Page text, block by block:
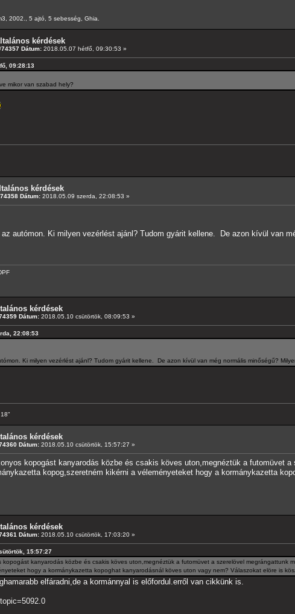
2002., 5 ajtó, 5 sebesség, Ghia.
kérdések
Dátum: 2018.05.07 hétfő, 09:30:53 »
09:28:13
mikor van szabad hely?
kérdések
Dátum: 2018.05.09 szerda, 22:08:53 »
autómon. Ki milyen vezérlést ajánl? Tudom gyárit kellene. De azon kívül van
kérdések
Dátum: 2018.05.10 csütörtök, 08:09:53 »
22:08:53
Ki milyen vezérlést ajánl? Tudom gyárit kellene. De azon kívül van még normális minőségű?
kérdések
Dátum: 2018.05.10 csütörtök, 15:57:27 »
kopogást kanyarodás közbe és csakis köves uton,megnéztük a futomüvet
kopog,szeretném kikérni a véleményeteket hogy a kormánykazetta
kérdések
Dátum: 2018.05.10 csütörtök, 17:03:20 »
15:57:27
kopogást kanyarodás közbe és csakis köves uton,megnéztük a futomüvet a szerelövel megrángattunk
hogy a kormánykazetta kopoghat kanyarodásnál köves uton vagy nem? Válaszokat elöre is
elfáradni,de a kormánnyal is előfordul.erről van cikkünk is.